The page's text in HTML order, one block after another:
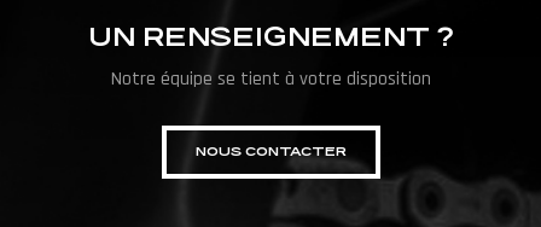
UN RENSEIGNEMENT ?
Notre équipe se tient à votre disposition
NOUS CONTACTER